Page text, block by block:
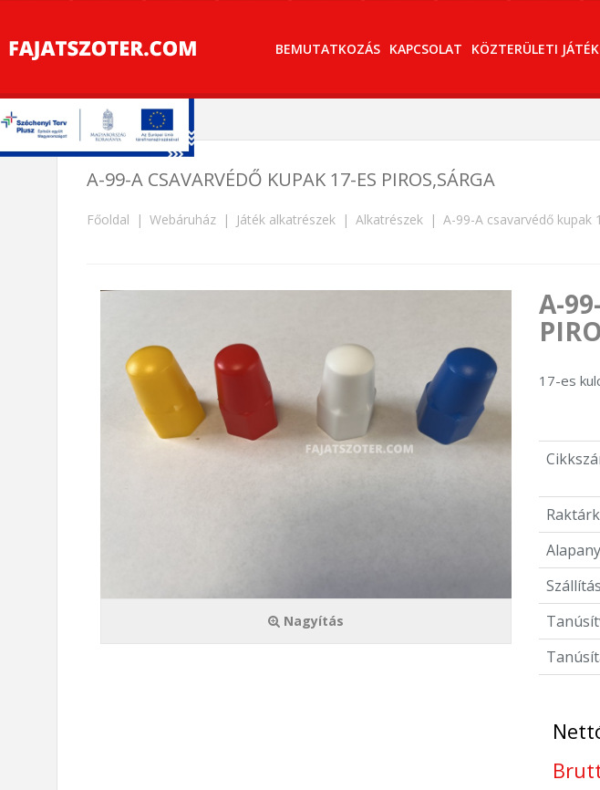
BEMUTATKOZÁS KAPCSOLAT KÖZTERÜLETI
A-99-A CSAVARVÉDŐ KUPAK 17-ES PIROS,SÁRGA
Főoldal Webáruház Játék alkatrészek Alkatrészek A-99-A csavarvédő kupak
Nagyítás
A-
17-es